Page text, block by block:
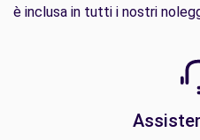
è inclusa in tutti i nostri